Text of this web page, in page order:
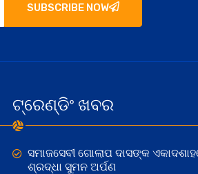
SUBSCRIBE NOW
ଟ୍ରେଣ୍ଡିଂ ଖବର
ସମାଜସେବୀ ଗୋଲାପ ଦାସଙ୍କ
ଶ୍ରଦ୍ଧା ସୁମନ ଅର୍ପଣ